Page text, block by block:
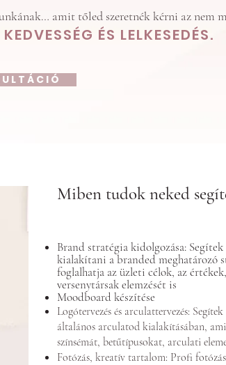
amit tőled szeretnék kérni az nem
ÉS LELKESEDÉS.
L T Á C I Ó
Miben tudok neked
Brand stratégia kidolgozása:
kialakítani a branded meghatározó
foglalhatja az üzleti célok, az
versenytársak elemzését is
Moodboard készítése
Logótervezés és arculattervezés: Segítek
általános arculatod kialakításában,
színsémát, betűtípusokat, arculati
Fotózás, kreatív tartalom: Profi